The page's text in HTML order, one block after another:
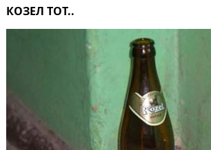
КОЗЕЛ ТОТ..